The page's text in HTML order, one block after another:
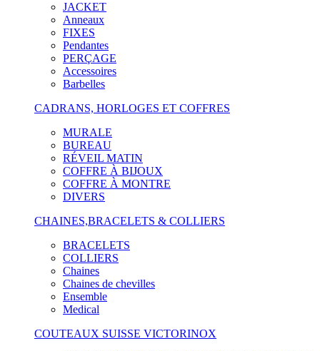
JACKET
Anneaux
FIXES
Pendantes
PERÇAGE
Accessoires
Barbelles
CADRANS, HORLOGES ET COFFRES
MURALE
BUREAU
RÉVEIL MATIN
COFFRE À BIJOUX
COFFRE À MONTRE
DIVERS
CHAINES,BRACELETS & COLLIERS
BRACELETS
COLLIERS
Chaines
Chaines de chevilles
Ensemble
Medical
COUTEAUX SUISSE VICTORINOX